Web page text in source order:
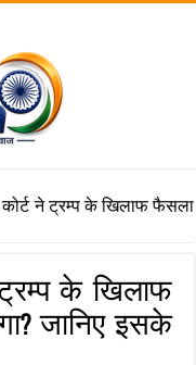
कोर्ट ने ट्रम्प के खिलाफ फैसला
के खिलाफ
जानिए इसके